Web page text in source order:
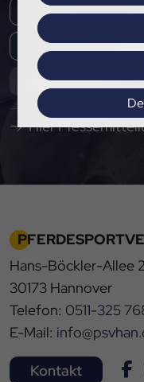
Abonnieren
Hier
Hans-Böckler-Allee
30173 Hannover
Telefon: 0511-325
E-Mail:
Kontakt